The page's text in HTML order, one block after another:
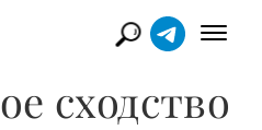
сходство